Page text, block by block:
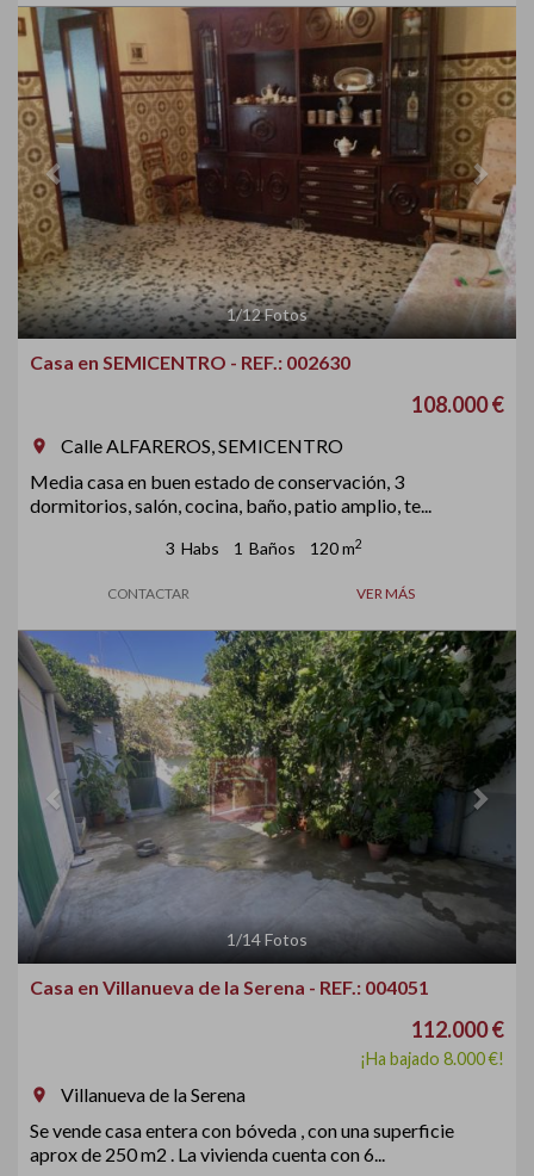
Previous
1/12Fotos
Casa en SEMICENTRO - REF.: 002630
108.000 €
room
Calle ALFAREROS, SEMICENTRO
Media casa en buen estado de conservación, 3
dormitorios, salón, cocina, baño, patio amplio, te...
3 Habs 1 Baños 120 m2
CONTACTAR VER MÁS
Previous Next
1/14Fotos
Casa en Villanueva de la Serena - REF.: 004051
112.000 €
¡Ha bajado 8.000 €!
room
Villanueva de la Serena
Se vende casa entera con bóveda , con una superficie
aprox de 250 m2 . La vivienda cuenta con 6...